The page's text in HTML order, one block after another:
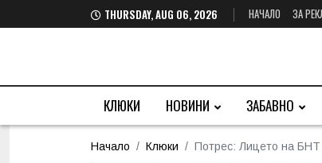
THURSDAY, AUG 06, 2026 НАЧАЛО ЗА
КЛЮКИ НОВИНИ ЗАБАВНО
Начало Клюки Потрес: Лицето на БНТ